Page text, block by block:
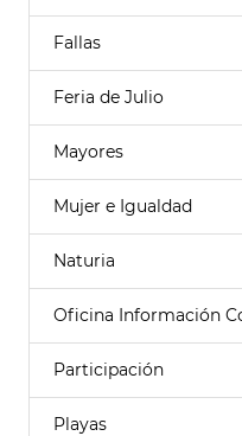
Fallas
Feria de Julio
Mayores
Mujer e Igualdad
Naturia
Oficina Información
Participación
Playas